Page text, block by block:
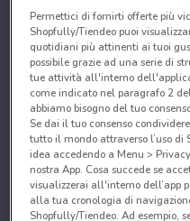
Permettici di fornirti offerte più
Shopfully/Tiendeo puoi
quotidiani più attinenti ai tuoi
possibile grazie ad una serie di
tue attività all'interno
come indicato nel paragrafo 2
abbiamo bisogno del tuo
Se dai il tuo consenso
tutto il mondo attraverso l’uso di
idea accedendo a Menu >
nostra App. Cosa succede se
visualizzerai all'interno dell’app
alla tua cronologia di
Shopfully/Tiendeo. Ad esempio,